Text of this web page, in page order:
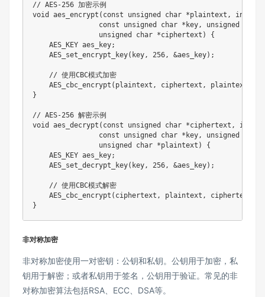
// AES-256 加密示例
void
aes_encrypt ( const unsigned char *plaintext , int
const
unsigned char * key, unsigned
unsigned
char *ciphertext )
{
    AES_KEY aes_key
;
AES_set_encrypt_key( key, 256, &aes_key) ;
// 使用CBC模式加密
AES_cbc_encrypt ( plaintext , ciphertext , plaintext_len
}
// AES-256 解密示例
void
aes_decrypt ( const unsigned char *ciphertext , int
const
unsigned char * key, unsigned
unsigned
char *plaintext )
{
    AES_KEY aes_key
;
AES_set_decrypt_key( key, 256, &aes_key) ;
// 使用CBC模式解密
AES_cbc_encrypt ( ciphertext , plaintext ,
}
非对称加密
非对称加密使用一对密钥：公钥和私钥。公钥用于加密，私
钥用于解密；或者私钥用于签名，公钥用于验证。常见的非
对称加密算法包括RSA、ECC、DSA等。